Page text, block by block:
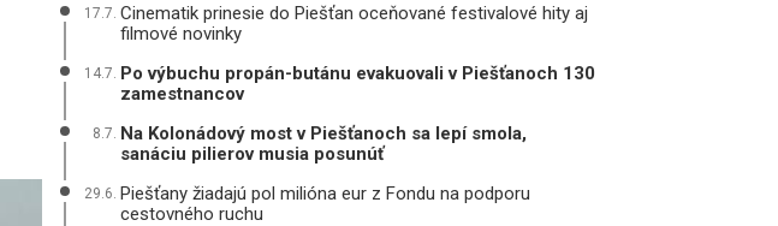
17.7. Cinematik prinesie do Piešťan oceňované festivalové hity aj
filmové novinky
14.7. Po výbuchu propán-butánu evakuovali v Piešťanoch 130
zamestnancov
8.7. Na Kolonádový most v Piešťanoch sa lepí smola,
sanáciu pilierov musia posunúť
29.6. Piešťany žiadajú pol milióna eur z Fondu na podporu
cestovného ruchu